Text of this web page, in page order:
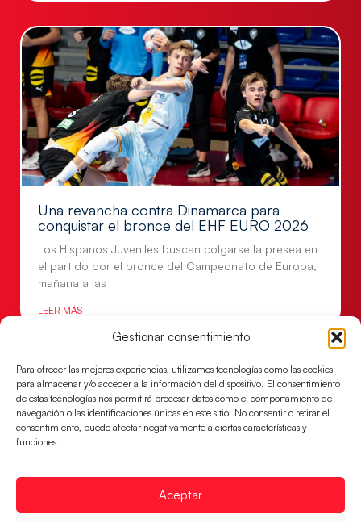
Gestionar consentimiento
Para ofrecer las mejores experiencias, utilizamos tecnologías como las cookies
para almacenar y/o acceder a la información del dispositivo. El consentimiento
de estas tecnologías nos permitirá procesar datos como el comportamiento de
navegación o las identificaciones únicas en este sitio. No consentir o retirar el
consentimiento, puede afectar negativamente a ciertas características y
funciones.
Aceptar
Una revancha contra Dinamarca para
conquistar el bronce del EHF EURO 2026
Los Hispanos Juveniles buscan colgarse la presea en
el partido por el bronce del Campeonato de Europa,
mañana a las
LEER MÁS